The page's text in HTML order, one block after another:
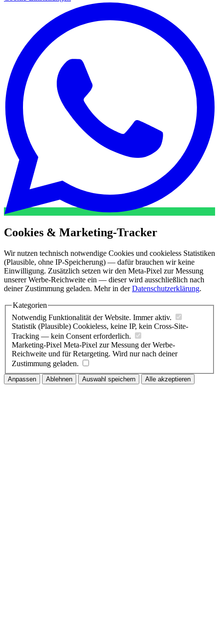
Cookies & Marketing-Tracker
Wir nutzen technisch notwendige Cookies und cookieless Statistiken
(Plausible, ohne IP-Speicherung) — dafür brauchen wir keine
Einwilligung. Zusätzlich setzen wir den Meta-Pixel zur Messung
unserer Werbe-Reichweite ein — dieser wird ausschließlich nach
deiner Zustimmung geladen. Mehr in derDatenschutzerklärung.
Kategorien
Notwendig Funktionalität der Website. Immer aktiv.
Statistik (Plausible) Cookieless, keine IP, kein Cross-Site-
Tracking — kein Consent erforderlich.
Marketing-Pixel Meta-Pixel zur Messung der Werbe-
Reichweite und für Retargeting. Wird nur nach deiner
Zustimmung geladen.
Anpassen Ablehnen Auswahl speichern Alle akzeptieren